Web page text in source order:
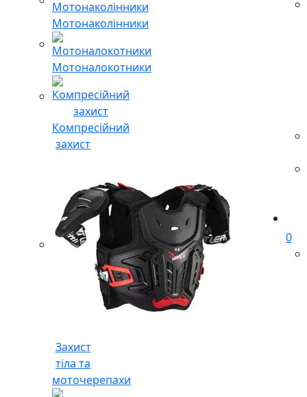
Мотонаколінники
Мотоналокотники
Компресійний
захист
Захист
тіла та
моточерепахи
0